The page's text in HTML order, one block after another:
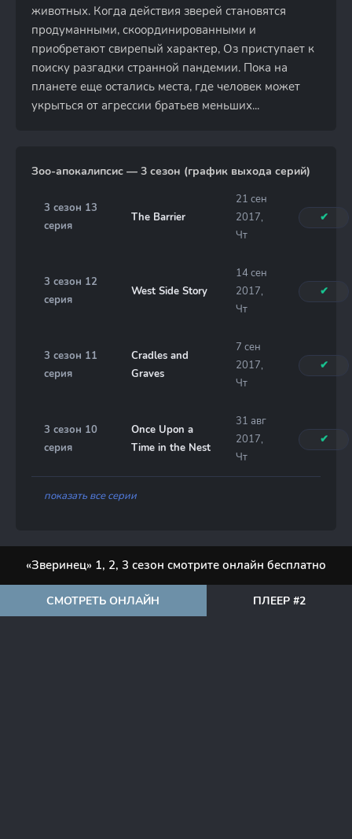
животных. Когда действия зверей становятся
продуманными, скоординированными и
приобретают свирепый характер, Оз приступает к
поиску разгадки странной пандемии. Пока на
планете еще остались места, где человек может
укрыться от агрессии братьев меньших...
Зоо-апокалипсис — 3 сезон (график выхода серий)
3 сезон 13
серия
The Barrier
21 сен
2017,
Чт
✔
3 сезон 12
серия
West Side Story
14 сен
2017,
Чт
✔
3 сезон 11
серия
Cradles and
Graves
7 сен
2017,
Чт
✔
3 сезон 10
серия
Once Upon a
Time in the Nest
31 авг
2017,
Чт
✔
показать все серии
«Зверинец» 1, 2, 3 сезон смотрите онлайн бесплатно
СМОТРЕТЬ ОНЛАЙН ПЛЕЕР #2